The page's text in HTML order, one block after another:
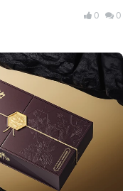
0 0